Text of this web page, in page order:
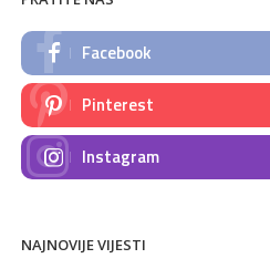
Facebook
Pinterest
Instagram
NAJNOVIJE VIJESTI